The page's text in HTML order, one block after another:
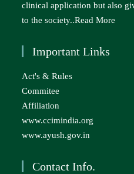
clinical application but also
to the society..Read More
Important Links
Act's & Rules
Commitee
Affiliation
www.ccimindia.org
www.ayush.gov.in
Contact Info.